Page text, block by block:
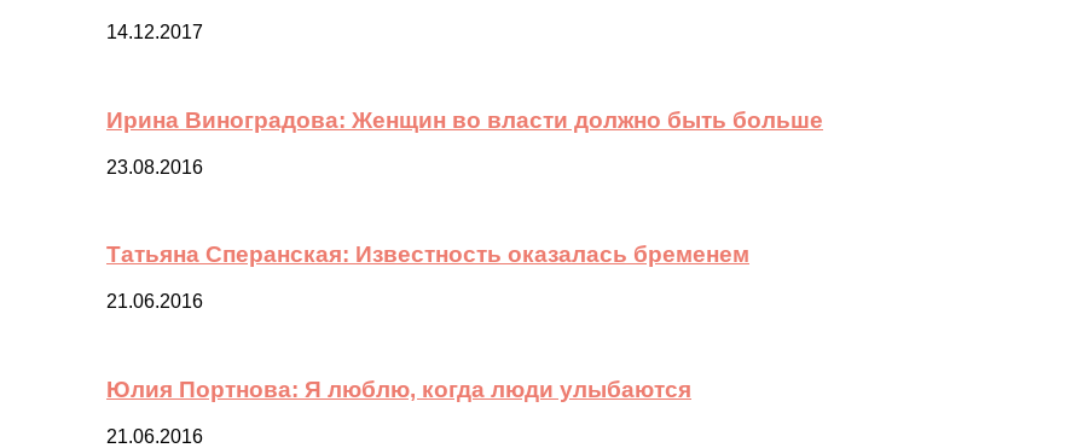
14.12.2017
Ирина Виноградова: Женщин во власти должно быть больше
23.08.2016
Татьяна Сперанская: Известность оказалась бременем
21.06.2016
Юлия Портнова: Я люблю, когда люди улыбаются
21.06.2016